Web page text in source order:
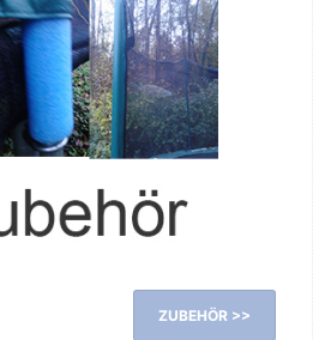
ZUBEHÖR >>